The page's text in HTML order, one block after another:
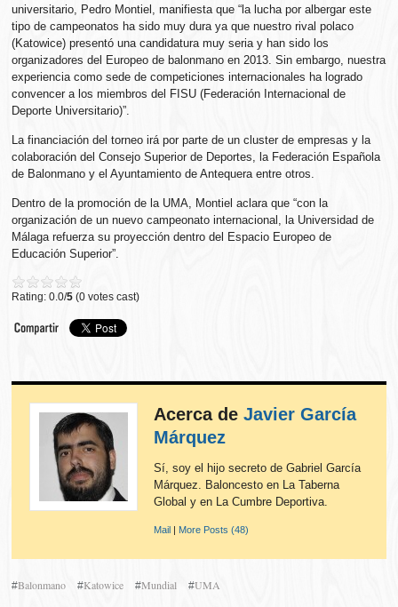
universitario, Pedro Montiel, manifiesta que “la lucha por albergar este
tipo de campeonatos ha sido muy dura ya que nuestro rival polaco
(Katowice) presentó una candidatura muy seria y han sido los
organizadores del Europeo de balonmano en 2013. Sin embargo, nuestra
experiencia como sede de competiciones internacionales ha logrado
convencer a los miembros del FISU (Federación Internacional de
Deporte Universitario)”.
La financiación del torneo irá por parte de un cluster de empresas y la
colaboración del Consejo Superior de Deportes, la Federación Española
de Balonmano y el Ayuntamiento de Antequera entre otros.
Dentro de la promoción de la UMA, Montiel aclara que “con la
organización de un nuevo campeonato internacional, la Universidad de
Málaga refuerza su proyección dentro del Espacio Europeo de
Educación Superior”.
Rating: 0.0/5 (0 votes cast)
Acerca deJavier García
Márquez
Sí, soy el hijo secreto de Gabriel García
Márquez. Baloncesto en La Taberna
Global y en La Cumbre Deportiva.
Mail | More Posts (48)
#Balonmano #Katowice #Mundial #UMA